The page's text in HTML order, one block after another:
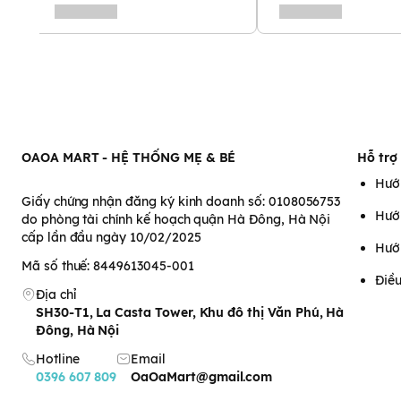
Canxi
99mg
Duy trì hệ răng và xương. Tạo nền tảng
chiều cao
- Trẻ có thể sử dụng từ 1- 2 hộp/ ngày, tùy vào mức độ dung
OAOA MART - HỆ THỐNG MẸ & BÉ
Giấy chứng nhận đăng ký kinh doanh số: 0108056753
do phòng tài chính kế hoạch quận Hà Đông, Hà Nội
cấp lần đầu ngày 10/02/2025
Mã số thuế: 8449613045-001
Địa chỉ
SH30-T1, La Casta Tower, Khu đô thị Văn Phú, Hà
Đông, Hà Nội
Hotline
0396 607 809
Email
OaOaMart@gmail.com
Hỗ trợ